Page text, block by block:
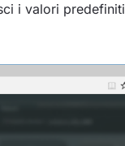
i valori predefiniti